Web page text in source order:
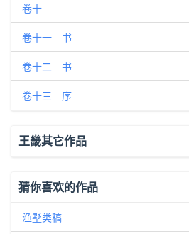
卷十
卷十一 书
卷十二 书
卷十三 序
王畿其它作品
猜你喜欢的作品
渔墅类稿